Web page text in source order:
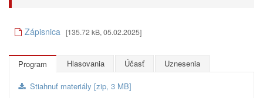
Zápisnica [135.72 kB, 05.02.2025]
Program Hlasovania Účasť Uznesenia
Stiahnuť materiály [zip, 3 MB]